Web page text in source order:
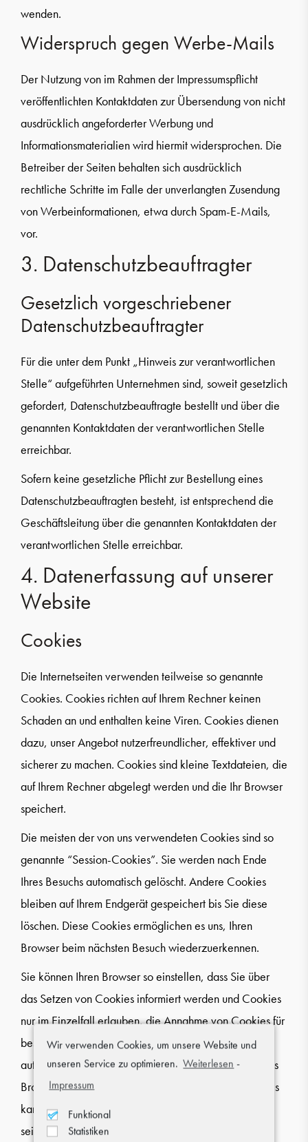
Wir verwenden Cookies, um unsere Website und
unseren Service zu optimieren. Weiterlesen -
Impressum
Funktional
Statistiken
wenden.
Widerspruch gegen Werbe-Mails
Der Nutzung von im Rahmen der Impressumspflicht
veröffentlichten Kontaktdaten zur Übersendung von nicht
ausdrücklich angeforderter Werbung und
Informationsmaterialien wird hiermit widersprochen. Die
Betreiber der Seiten behalten sich ausdrücklich
rechtliche Schritte im Falle der unverlangten Zusendung
von Werbeinformationen, etwa durch Spam-E-Mails,
vor.
3. Datenschutzbeauftragter
Gesetzlich vorgeschriebener
Datenschutzbeauftragter
Für die unter dem Punkt „Hinweis zur verantwortlichen
Stelle“ aufgeführten Unternehmen sind, soweit gesetzlich
gefordert, Datenschutzbeauftragte bestellt und über die
genannten Kontaktdaten der verantwortlichen Stelle
erreichbar.
Sofern keine gesetzliche Pflicht zur Bestellung eines
Datenschutzbeauftragten besteht, ist entsprechend die
Geschäftsleitung über die genannten Kontaktdaten der
verantwortlichen Stelle erreichbar.
4. Datenerfassung auf unserer
Website
Cookies
Die Internetseiten verwenden teilweise so genannte
Cookies. Cookies richten auf Ihrem Rechner keinen
Schaden an und enthalten keine Viren. Cookies dienen
dazu, unser Angebot nutzerfreundlicher, effektiver und
sicherer zu machen. Cookies sind kleine Textdateien, die
auf Ihrem Rechner abgelegt werden und die Ihr Browser
speichert.
Die meisten der von uns verwendeten Cookies sind so
genannte “Session-Cookies”. Sie werden nach Ende
Ihres Besuchs automatisch gelöscht. Andere Cookies
bleiben auf Ihrem Endgerät gespeichert bis Sie diese
löschen. Diese Cookies ermöglichen es uns, Ihren
Browser beim nächsten Besuch wiederzuerkennen.
Sie können Ihren Browser so einstellen, dass Sie über
das Setzen von Cookies informiert werden und Cookies
nur im Einzelfall erlauben, die Annahme von Cookies für
bestimmte Fälle oder generell ausschließen sowie das
automatische Löschen der Cookies beim Schließen des
Browser aktivieren. Bei der Deaktivierung von Cookies
kann die Funktionalität dieser Website eingeschränkt
sein.